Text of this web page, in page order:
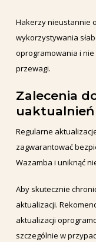
Hakerzy nieustannie
wykorzystywania
oprogramowania i
przewagi.
Zalecenia
uaktualnień
Regularne
zagwarantować
Wazamba i uniknąć
Aby skutecznie
aktualizacji.
aktualizacji
szczególnie w